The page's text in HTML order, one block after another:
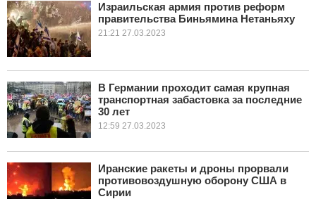
Израильская армия против реформ
правительства Биньямина Нетаньяху
21:21 27.03.2023
В Германии проходит самая крупная
транспортная забастовка за последние
30 лет
12:59 27.03.2023
Иранские ракеты и дроны прорвали
противовоздушную оборону США в
Сирии